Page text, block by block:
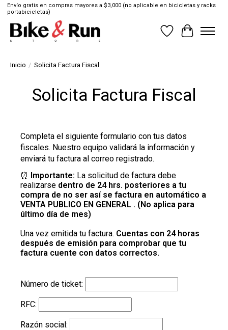
Envío gratis en compras mayores a $3,000 (no aplicable en bicicletas y racks
portabicicletas)
Lista de deseos
Cesta
Inicio / Solicita Factura Fiscal
Solicita Factura Fiscal
Completa el siguiente formulario con tus datos
fiscales. Nuestro equipo validará la información y
enviará tu factura al correo registrado.
⏰ Importante: La solicitud de factura debe
realizarse dentro de 24 hrs. posteriores a tu
compra de no ser así se factura en automático a
VENTA PUBLICO EN GENERAL . (No aplica para
último día de mes)
Una vez emitida tu factura. Cuentas con 24 horas
después de emisión para comprobar que tu
factura cuente con datos correctos.
Número de ticket:
RFC:
Razón social: